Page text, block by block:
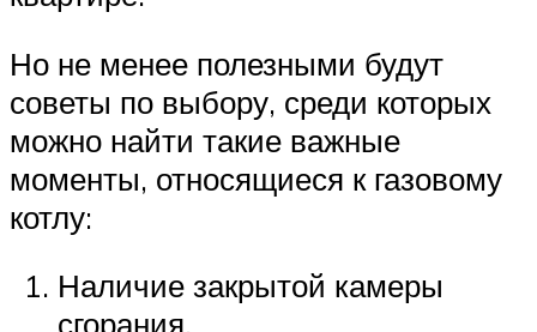
Но не менее полезными будут
советы по выбору, среди которых
можно найти такие важные
моменты, относящиеся к газовому
котлу:
Наличие закрытой камеры
сгорания.